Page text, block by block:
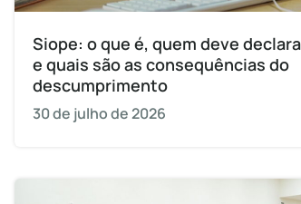
Siope: o que é, quem deve
e quais são as consequências do
descumprimento
30 de julho de 2026